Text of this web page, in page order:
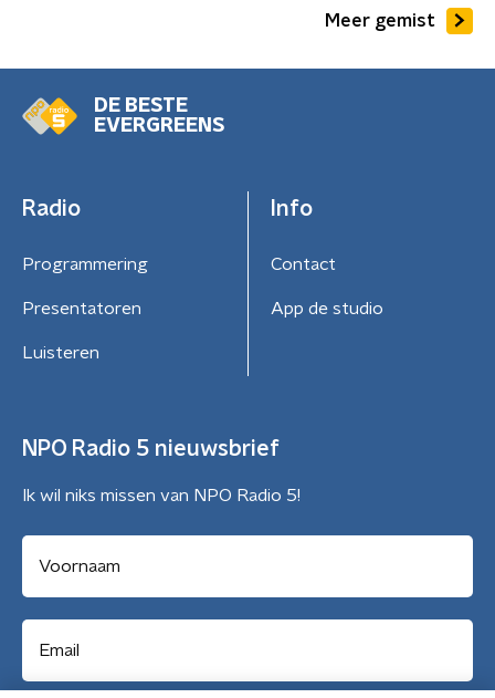
Meer gemist
DE BESTE
EVERGREENS
Radio
Programmering
Presentatoren
Luisteren
Info
Contact
App de studio
NPO Radio 5 nieuwsbrief
Ik wil niks missen van NPO Radio 5!